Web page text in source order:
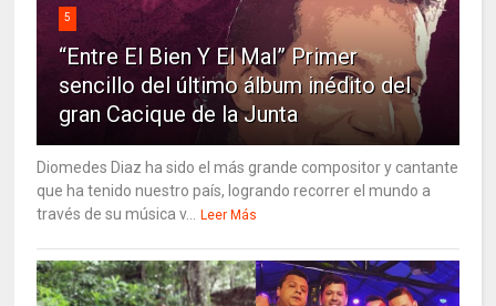
5
“Entre El Bien Y El Mal” Primer
sencillo del último álbum inédito del
gran Cacique de la Junta
Diomedes Diaz ha sido el más grande compositor y cantante
que ha tenido nuestro país, logrando recorrer el mundo a
través de su música v...
Leer Más